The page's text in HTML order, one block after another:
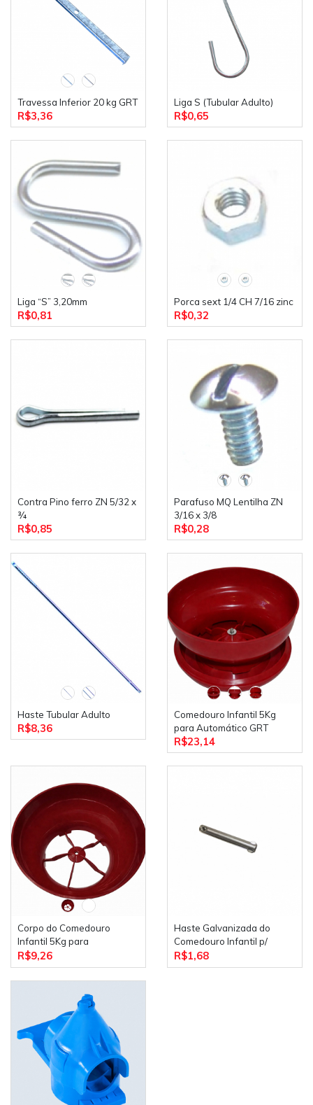
Travessa Inferior 20 kg GRT
R$3,36
Liga S (Tubular Adulto)
R$0,65
Liga “S” 3,20mm
R$0,81
Porca sext 1/4 CH 7/16 zinc
R$0,32
Contra Pino ferro ZN 5/32 x
¾
R$0,85
Parafuso MQ Lentilha ZN
3/16 x 3/8
R$0,28
Haste Tubular Adulto
R$8,36
Comedouro Infantil 5Kg
para Automático GRT
R$23,14
Corpo do Comedouro
Infantil 5Kg para
Automático
R$9,26
Haste Galvanizada do
Comedouro Infantil p/
Automático
R$1,68